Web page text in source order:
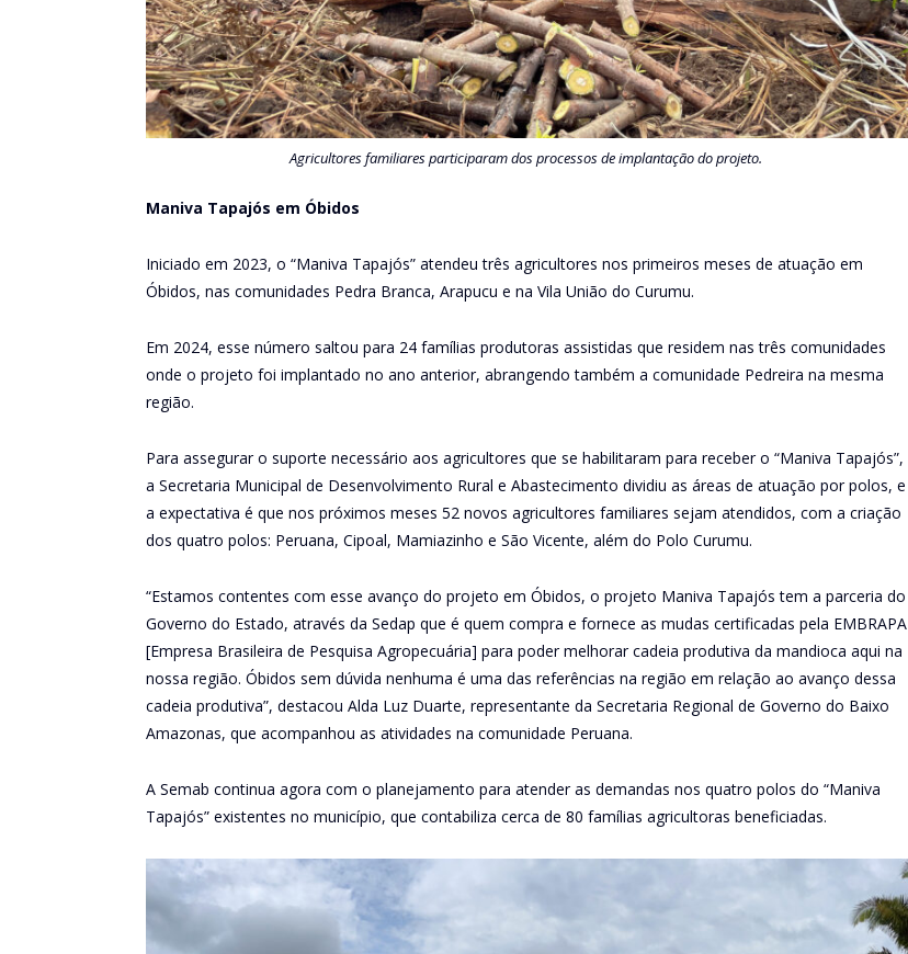
Agricultores familiares participaram dos processos de implantação do projeto.
Maniva Tapajós em Óbidos
Iniciado em 2023, o “Maniva Tapajós” atendeu três agricultores nos primeiros meses de atuação em
Óbidos, nas comunidades Pedra Branca, Arapucu e na Vila União do Curumu.
Em 2024, esse número saltou para 24 famílias produtoras assistidas que residem nas três comunidades
onde o projeto foi implantado no ano anterior, abrangendo também a comunidade Pedreira na mesma
região.
Para assegurar o suporte necessário aos agricultores que se habilitaram para receber o “Maniva Tapajós”,
a Secretaria Municipal de Desenvolvimento Rural e Abastecimento dividiu as áreas de atuação por polos, e
a expectativa é que nos próximos meses 52 novos agricultores familiares sejam atendidos, com a criação
dos quatro polos: Peruana, Cipoal, Mamiazinho e São Vicente, além do Polo Curumu.
“Estamos contentes com esse avanço do projeto em Óbidos, o projeto Maniva Tapajós tem a parceria do
Governo do Estado, através da Sedap que é quem compra e fornece as mudas certificadas pela EMBRAPA
[Empresa Brasileira de Pesquisa Agropecuária] para poder melhorar cadeia produtiva da mandioca aqui na
nossa região. Óbidos sem dúvida nenhuma é uma das referências na região em relação ao avanço dessa
cadeia produtiva”, destacou Alda Luz Duarte, representante da Secretaria Regional de Governo do Baixo
Amazonas, que acompanhou as atividades na comunidade Peruana.
A Semab continua agora com o planejamento para atender as demandas nos quatro polos do “Maniva
Tapajós” existentes no município, que contabiliza cerca de 80 famílias agricultoras beneficiadas.